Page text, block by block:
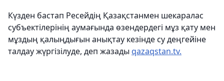
Күзден бастап Ресейдің Қазақстанмен шекаралас
субъектілерінің аумағында өзендердегі мұз қату мен
мұздың қалыңдығын анықтау кезінде су деңгейіне
талдау жүргізілуде, деп жазады qazaqstan.tv.